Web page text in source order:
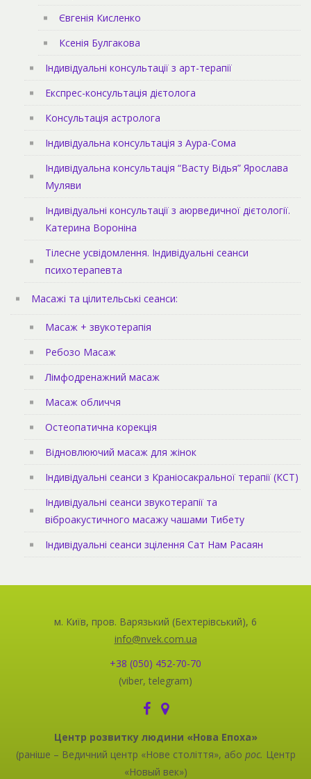
Євгенія Кисленко
Ксенія Булгакова
Індивідуальні консультації з арт-терапії
Експрес-консультація дієтолога
Консультація астролога
Індивідуальна консультація з Аура-Сома
Індивідуальна консультація “Васту Відья” Ярослава
Муляви
Індивідуальні консультації з аюрведичної дієтології.
Катерина Вороніна
Тілесне усвідомлення. Індивідуальні сеанси
психотерапевта
Масажі та цілительські сеанси:
Масаж + звукотерапія
Ребозо Масаж
Лімфодренажний масаж
Масаж обличчя
Остеопатична корекція
Відновлюючий масаж для жінок
Індивідуальні сеанси з Краніосакральної терапії (КСТ)
Індивідуальні сеанси звукотерапії та
віброакустичного масажу чашами Тибету
Індивідуальні сеанси зцілення Сат Нам Расаян
м. Київ, пров. Варязький (Бехтерівський), 6
info@nvek.com.ua
+38 (050) 452-70-70
(viber, telegram)
Центр розвитку людини «Нова Епоха»
(раніше – Ведичний центр «Нове століття», або рос. Центр
«Новый век»)